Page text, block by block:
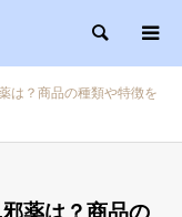
検索
は？商品の種類や特徴を
薬は？商品の